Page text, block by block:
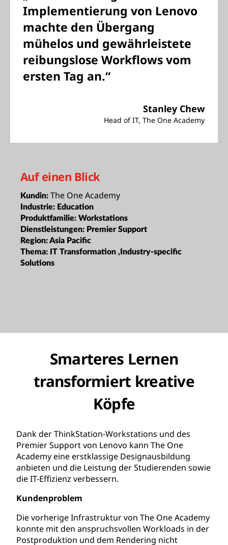
Implementierung von Lenovo
machte den Übergang
mühelos und gewährleistete
reibungslose Workflows vom
ersten Tag an.“
Stanley Chew
Head of IT, The One Academy
Auf einen Blick
Kundin: The One Academy
Industrie: Education
Produktfamilie: Workstations
Dienstleistungen: Premier Support
Region:Asia Pacific
Thema: IT Transformation ,Industry-specific
Solutions
Smarteres Lernen
transformiert kreative
Köpfe
Dank der ThinkStation-Workstations und des
Premier Support von Lenovo kann The One
Academy eine erstklassige Designausbildung
anbieten und die Leistung der Studierenden sowie
die IT-Effizienz verbessern.
Kundenproblem
Die vorherige Infrastruktur von The One Academy
konnte mit den anspruchsvollen Workloads in der
Postproduktion und dem Rendering nicht